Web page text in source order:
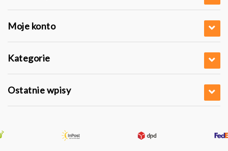
Moje konto
Kategorie
Ostatnie wpisy